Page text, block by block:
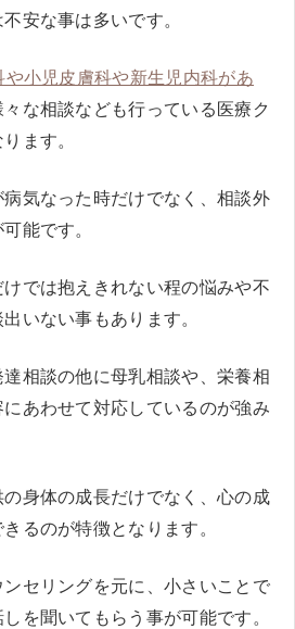
安な事は多いです。
小児皮膚科や新生児内科があ
な相談なども行っている医療ク
ます。
気なった時だけでなく、相談外
能です。
では抱えきれない程の悩みや不
いない事もあります。
相談の他に母乳相談や、栄養相
あわせて対応しているのが強み
身体の成長だけでなく、心の成
るのが特徴となります。
セリングを元に、小さいことで
を聞いてもらう事が可能です。